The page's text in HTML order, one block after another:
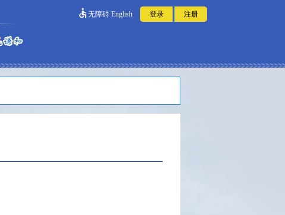
无障碍 English